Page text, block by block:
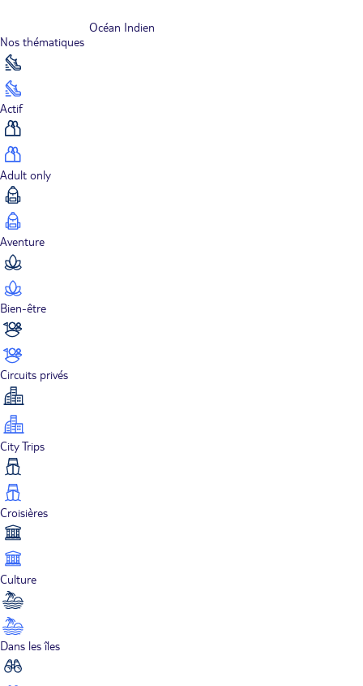
Océan Indien
Nos thématiques
Actif
Adult only
Aventure
Bien-être
Circuits privés
City Trips
Croisières
Culture
Dans les îles